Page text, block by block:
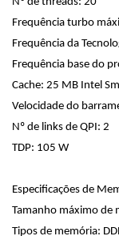
Frequência turbo
Frequência da
Frequência base do
Cache: 25 MB Intel
Velocidade do
Nº de links de QPI: 2
TDP: 105 W
Especificações de
Tamanho máximo de
Tipos de memória: